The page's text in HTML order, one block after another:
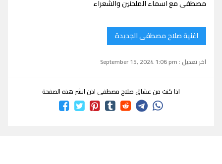
مصطفى مع اسماء الملحنين والشعراء
اغنية صلاح مصطفى الجديدة
اخر تعديل : September 15, 2024 1:06 pm
اذا كنت من عشاق صلاح مصطفى اذن انشر هذه الصفحة